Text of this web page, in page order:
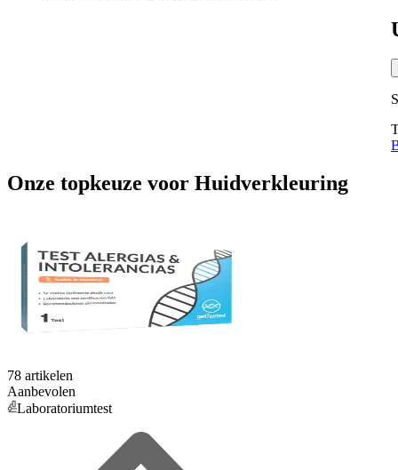
Onze topkeuze voor Huidverkleuring
78 artikelen
Aanbevolen
Laboratoriumtest